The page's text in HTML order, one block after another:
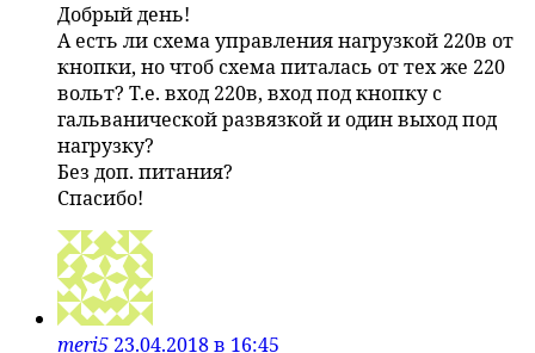
Добрый день!
А есть ли схема управления нагрузкой 220в от
кнопки, но чтоб схема питалась от тех же 220
вольт? Т.е. вход 220в, вход под кнопку с
гальванической развязкой и один выход под
нагрузку?
Без доп. питания?
Спасибо!
meri5 23.04.2018 в 16:45